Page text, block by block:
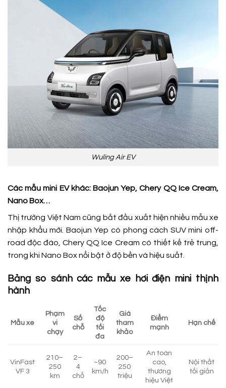
Wuling Air EV
Các mẫu mini EV khác: Baojun Yep, Chery QQ Ice Cream,
Nano Box…
Thị trường Việt Nam cũng bắt đầu xuất hiện nhiều mẫu xe
nhập khẩu mới. Baojun Yep có phong cách SUV mini off-
road độc đáo, Chery QQ Ice Cream có thiết kế trẻ trung,
trong khi Nano Box nổi bật ở độ bền và hiệu suất.
Bảng so sánh các mẫu xe hơi điện mini thịnh
hành
Mẫu xe
Phạm
vi
chạy
Số
chỗ
Tốc
độ
tối
đa
Giá
tham
khảo
Điểm
mạnh
Hạn chế
VinFast
VF 3
210–
250
km
2–
4
chỗ
~90
km/h
200–
250
triệu
An toàn
cao,
thương
hiệu Việt
Nội thất
tối giản